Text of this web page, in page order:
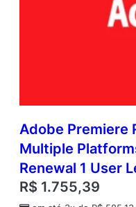
Adobe Premiere
Multiple
Renewal 1 User
R$ 1.755,39